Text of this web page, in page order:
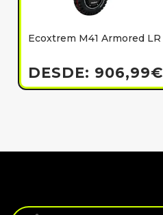
Ecoxtrem M41 Armored LR
DESDE: 906,99€